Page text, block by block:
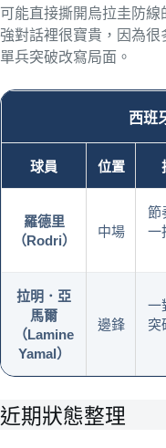
可能直接撕開烏拉圭防
強對話裡很寶貴，因為
單兵突破改寫局面。
西班
球員 位置
羅德里
（Rodri）
中場
節
一
拉明．亞
馬爾
（Lamine
Yamal）
邊鋒
一
突
近期狀態整理